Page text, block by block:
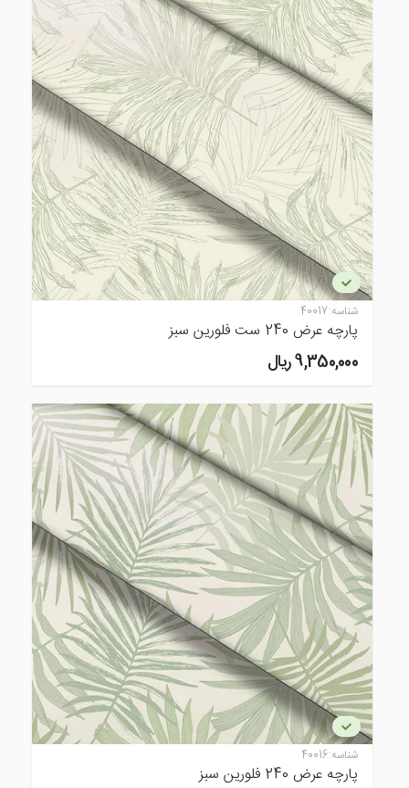
شناسه:40017
پارچه عرض 240 ست فلورین سبز
9,350,000 ريال
شناسه:40016
پارچه عرض 240 فلورین سبز